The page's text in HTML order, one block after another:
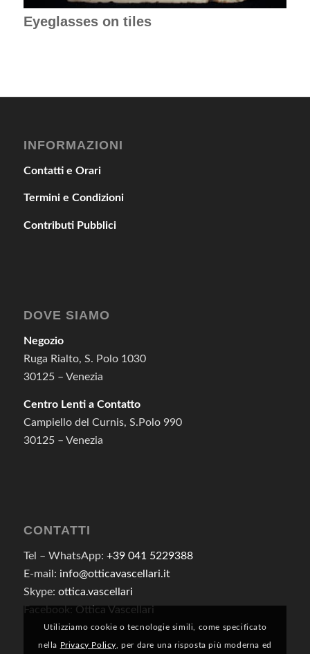
Eyeglasses on tiles
INFORMAZIONI
Contatti e Orari
Termini e Condizioni
Contributi Pubblici
DOVE SIAMO
Negozio
Ruga Rialto, S. Polo 1030
30125 – Venezia
Centro Lenti a Contatto
Campiello del Curnis, S.Polo 990
30125 – Venezia
CONTATTI
Tel – WhatsApp: +39 041 5229388
E-mail: info@otticavascellari.it
Skype: ottica.vascellari
Facebook: Ottica Vascellari
Utilizziamo cookie o tecnologie simili, come specificato
nella Privacy Policy , per dare una risposta più moderna ed